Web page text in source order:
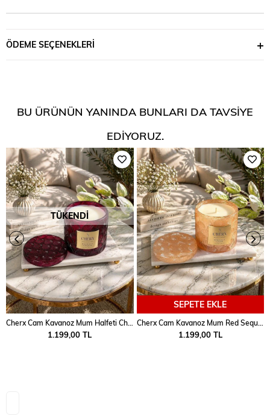
ÖDEME SEÇENEKLERI
BU ÜRÜNÜN YANINDA BUNLARI DA TAVSIYE
EDIYORUZ.
TÜKENDI
1.199,00 TL
SEPETE EKLE
Cherx Cam Kavanoz Mum Red Sequoia
1.199,00 TL